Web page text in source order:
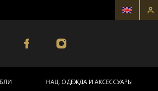
НАЦ. ОДЕЖДА И АКСЕССУАРЫ